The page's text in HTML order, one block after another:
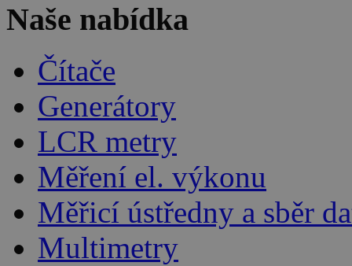
Naše nabídka
Čítače
Generátory
LCR metry
Měření el. výkonu
Měřicí ústředny a sběr
Multimetry